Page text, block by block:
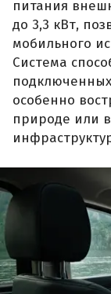
питания
до 3,3 кВт,
мобильного
Система
подключенных
особенно
природе или